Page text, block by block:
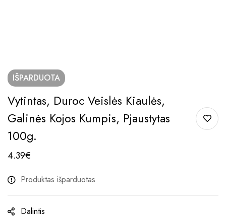
IŠPARDUOTA
Vytintas, Duroc Veislės Kiaulės,
Galinės Kojos Kumpis, Pjaustytas
100g.
4.39€
Produktas išparduotas
Dalintis